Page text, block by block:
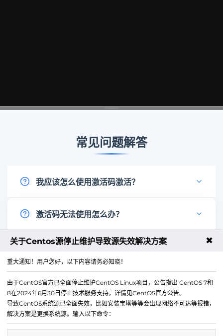
常见问题解答
我应该怎么使用激活码激活？
作，具体步骤如下：
使用SSH信息登录- 首先使用您的SSH凭证登录
进入设置页面- 在主界面中点击"设置"选项
找到系统授权- 在设置菜单中找到并点击"系统
授权"选项
点击立即授权- 在系统授权页面中点击"立即授
权"按钮
输入激活码- 在弹出的对话框中输入您的激活码
激活码无法使用怎么办？
如果激活码无法使用，请尝试以下解决方案：
确保输入的激活码完全正确
检查您的网络连接是否正常
确认激活码未过期或已被使用
如果问题仍然存在，请联系客服支持
激活码有使用期限吗？
是的，当前提供的免费激活码从激活当日起半年有
效。激活后，您可以在有效期内无限制使用所有高
级功能。有效期结束后，您需要重新输入新的激活
码。
关于Centos源停止维护导致源失效解决方案 ✖
重大通知！用户您好，以下内容请务必知晓！
由于CentOS官方已全面停止维护CentOS Linux项目，公告指出 CentOS 7和
8在2024年6月30日停止技术服务支持，详情见CentOS官方公告。
导致CentOS系统源已全面失效，比如安装宝塔等等会出现网络不可达等报错，
解决方案是更换系统源。输入以下命令：